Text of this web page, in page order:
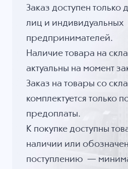
Заказ доступен
лиц и индивидуальных
предпринимателей.
Наличие товара на
актуальны на момент
Заказ на товары со
комплектуется только
предоплаты.
К покупке доступны
наличии или
поступлению —